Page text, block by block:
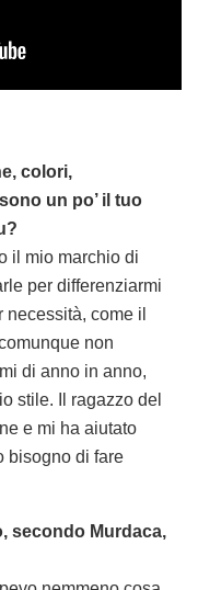
colori,
un po’ il tuo
il mio marchio di
per differenziarmi
come il
non
di anno in anno,
stile. Il ragazzo del
e mi ha aiutato
bisogno di fare
secondo Murdaca,